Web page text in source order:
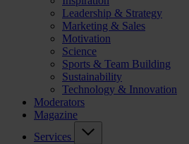
Leadership & Strategy
Marketing & Sales
Motivation
Science
Sports & Team Building
Sustainability
Technology & Innovation
Moderators
Magazine
Services